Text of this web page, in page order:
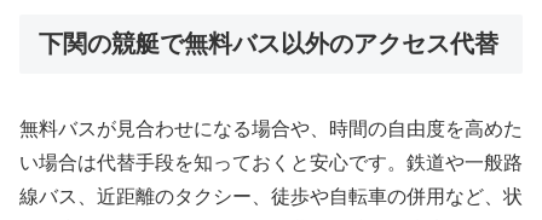
下関の競艇で無料バス以外のアクセス代替
無料バスが見合わせになる場合や、時間の自由度を高めた
い場合は代替手段を知っておくと安心です。鉄道や一般路
線バス、近距離のタクシー、徒歩や自転車の併用など、状